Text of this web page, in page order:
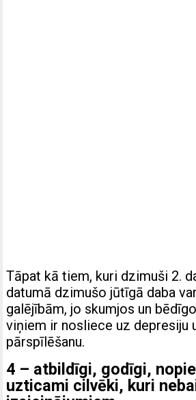
Tāpat kā tiem, kuri dzimuši 2.
datumā dzimušo jūtīgā daba
galējībām, jo skumjos un
viņiem ir nosliece uz depresiju
pārspīlēšanu.
4 – atbildīgi, godīgi,
uzticami cilvēki, kuri